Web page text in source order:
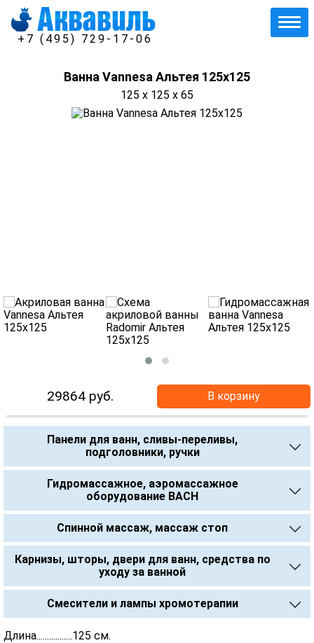
+7 (495) 729-17-06
Ванна Vannesa Альтея 125x125
125 x 125 x 65
29864 руб. В корзину
Панели для ванн, сливы-переливы,
подголовники, ручки
Гидромассажное, аэромассажное
оборудование BACH
Спинной массаж, массаж стоп
Карнизы, шторы, двери для ванн, средства по
уходу за ванной
Смесители и лампы хромотерапии
Длина.................125 см.